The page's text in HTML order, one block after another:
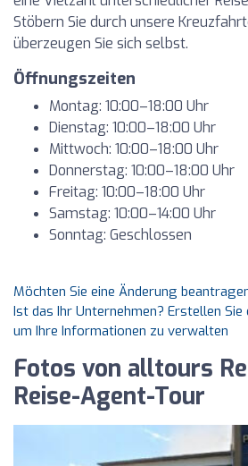
Stöbern Sie durch unsere
überzeugen Sie sich selbst.
Öffnungszeiten
Montag: 10:00–18:00 Uhr
Dienstag: 10:00–18:00 Uhr
Mittwoch: 10:00–18:00 Uhr
Donnerstag: 10:00–18:00 Uhr
Freitag: 10:00–18:00 Uhr
Samstag: 10:00–14:00 Uhr
Sonntag: Geschlossen
Möchten Sie eine Änderung
Ist das Ihr Unternehmen? Erstellen
um Ihre Informationen zu verwalten
Fotos von alltours
Reise-Agent-Tour